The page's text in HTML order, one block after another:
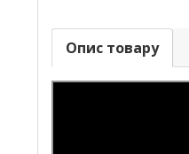
Опис товару